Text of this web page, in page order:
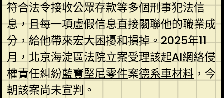
符合法令接收公眾存款等多個刑事犯法信
息，且每一項虛假信息直接關聯他的職業成
分，給他帶來宏大困擾和損掉。2025年11
月，北京海淀區法院立案受理該起AI網絡侵
權責任糾紛藍寶堅尼零件案德系車材料，今
朝該案尚未宣判。